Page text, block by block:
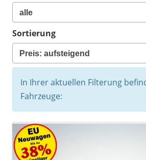
Sortierung
In Ihrer aktuellen Filterung
Fahrzeuge: